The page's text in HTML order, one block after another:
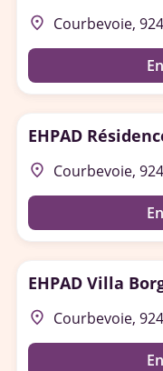
place Courbevoie,
EHPAD
place Courbevoie,
EHPAD Villa
place Courbevoie,